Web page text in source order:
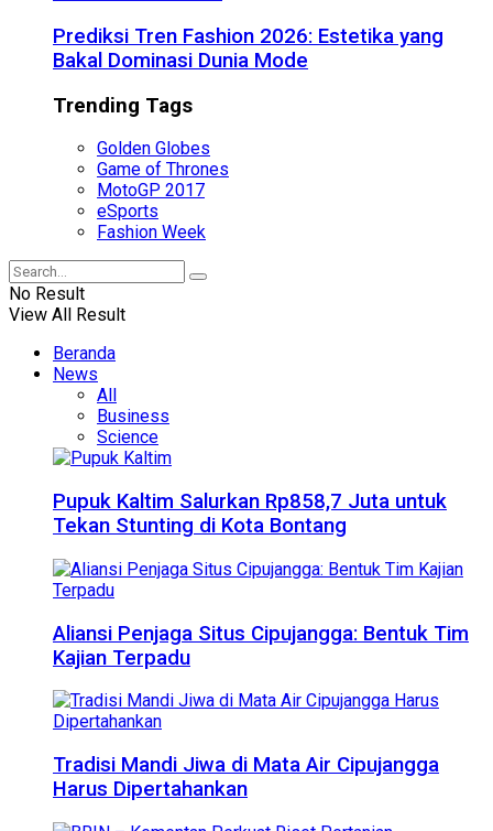
Prediksi Tren Fashion 2026: Estetika yang
Bakal Dominasi Dunia Mode
Trending Tags
Golden Globes
Game of Thrones
MotoGP 2017
eSports
Fashion Week
No Result
View All Result
Beranda
News
All
Business
Science
Pupuk Kaltim Salurkan Rp858,7 Juta untuk
Tekan Stunting di Kota Bontang
Aliansi Penjaga Situs Cipujangga: Bentuk Tim
Kajian Terpadu
Tradisi Mandi Jiwa di Mata Air Cipujangga
Harus Dipertahankan